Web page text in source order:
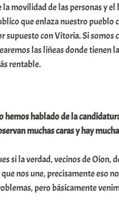
la movilidad de las personas y
que enlaza nuestro pueblo
supuesto con Vitoria. Si somos
las liñeas donde tienen
rentable.
hemos hablado de la
muchas caras y hay
si la verdad, vecinos de Oion,
nos une, precisamente eso
pero básicamente